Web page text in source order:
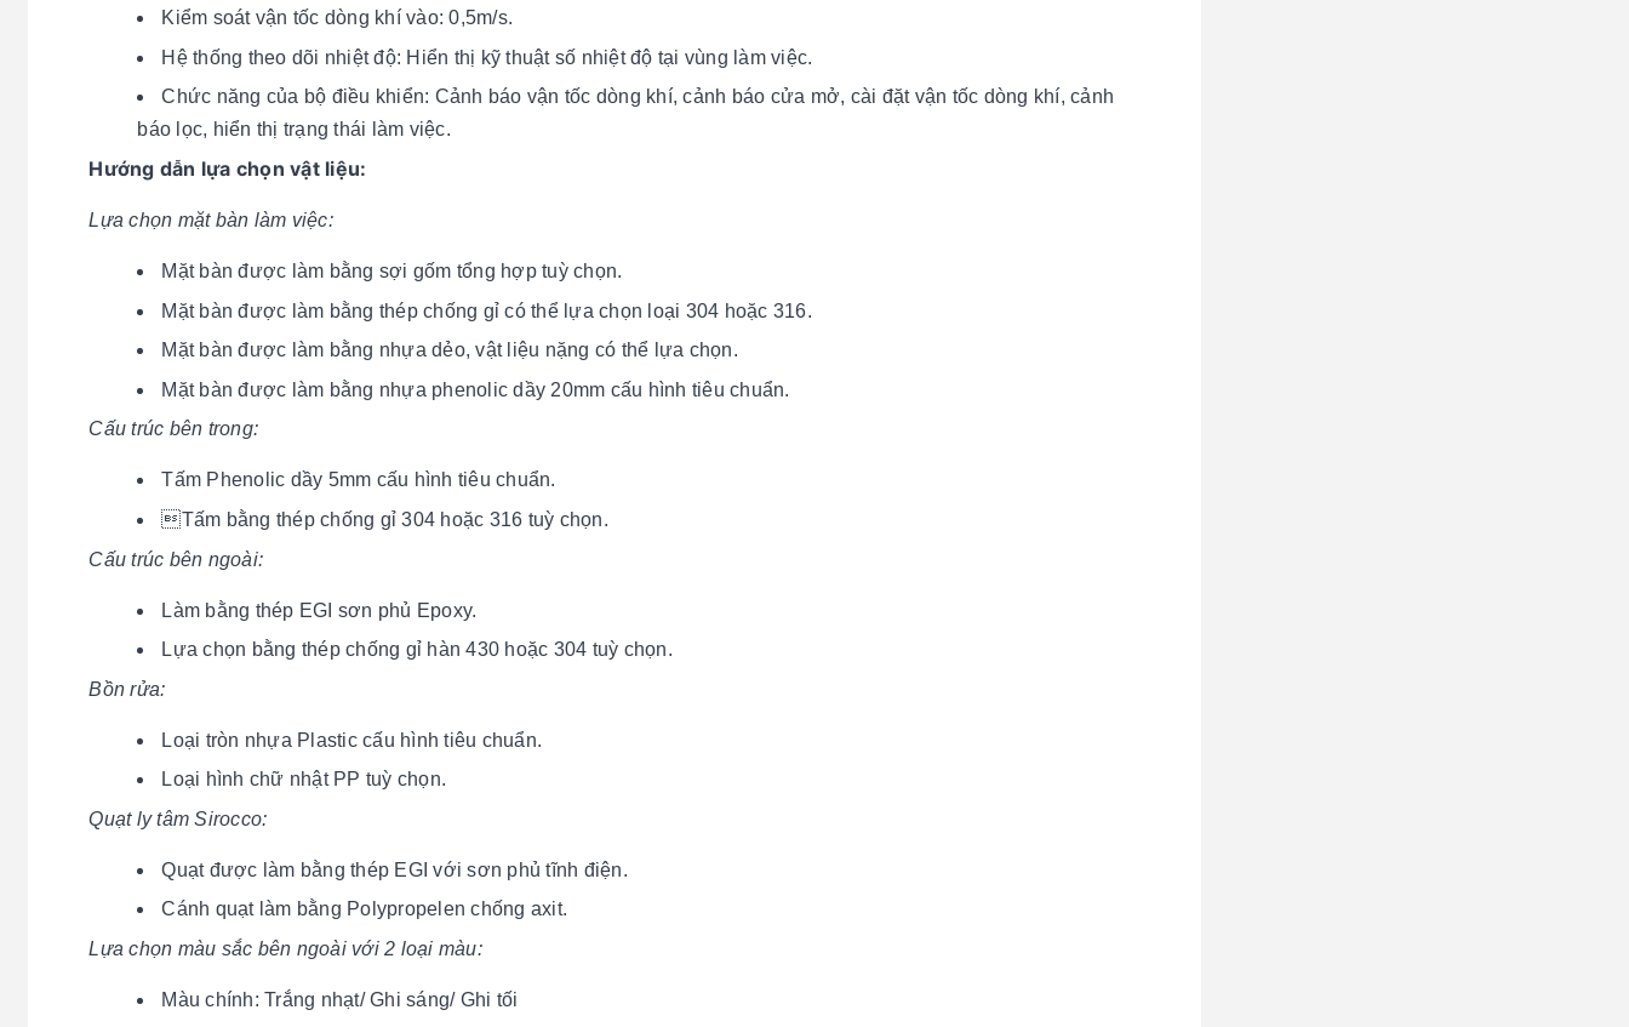
Kiểm soát vận tốc dòng khí vào: 0,5m/s.
Hệ thống theo dõi nhiệt độ: Hiển thị kỹ thuật số nhiệt độ tại vùng làm việc.
Chức năng của bộ điều khiển: Cảnh báo vận tốc dòng khí, cảnh báo cửa mở, cài đặt vận tốc dòng khí, cảnh
báo lọc, hiển thị trạng thái làm việc.
Hướng dẫn lựa chọn vật liệu:
Lựa chọn mặt bàn làm việc:
Mặt bàn được làm bằng sợi gốm tổng hợp tuỳ chọn.
Mặt bàn được làm bằng thép chống gỉ có thể lựa chọn loại 304 hoặc 316.
Mặt bàn được làm bằng nhựa dẻo, vật liệu nặng có thể lựa chọn.
Mặt bàn được làm bằng nhựa phenolic dầy 20mm cấu hình tiêu chuẩn.
Cấu trúc bên trong:
Tấm Phenolic dầy 5mm cấu hình tiêu chuẩn.
Tấm bằng thép chống gỉ 304 hoặc 316 tuỳ chọn.
Cấu trúc bên ngoài:
Làm bằng thép EGI sơn phủ Epoxy.
Lựa chọn bằng thép chống gỉ hàn 430 hoặc 304 tuỳ chọn.
Bồn rửa:
Loại tròn nhựa Plastic cấu hình tiêu chuẩn.
Loại hình chữ nhật PP tuỳ chọn.
Quạt ly tâm Sirocco:
Quạt được làm bằng thép EGI với sơn phủ tĩnh điện.
Cánh quạt làm bằng Polypropelen chống axit.
Lựa chọn màu sắc bên ngoài với 2 loại màu:
Màu chính: Trắng nhạt/ Ghi sáng/ Ghi tối